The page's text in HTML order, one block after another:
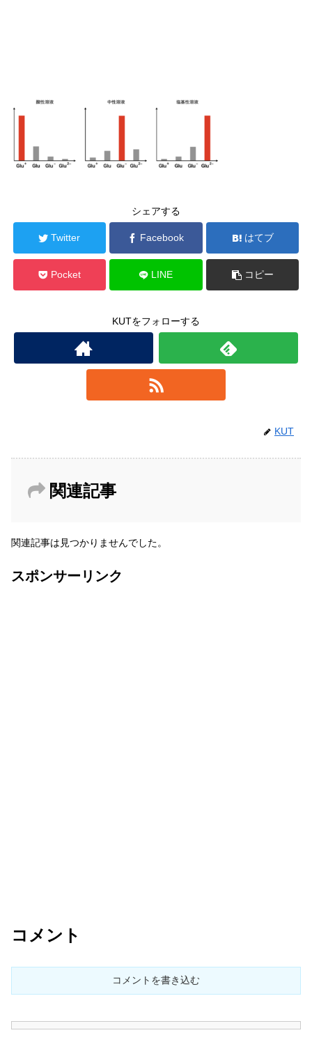
シェアする
Twitter Facebook はてブ
Pocket LINE コピー
KUTをフォローする
KUT
関連記事
関連記事は見つかりませんでした。
スポンサーリンク
コメント
コメントを書き込む